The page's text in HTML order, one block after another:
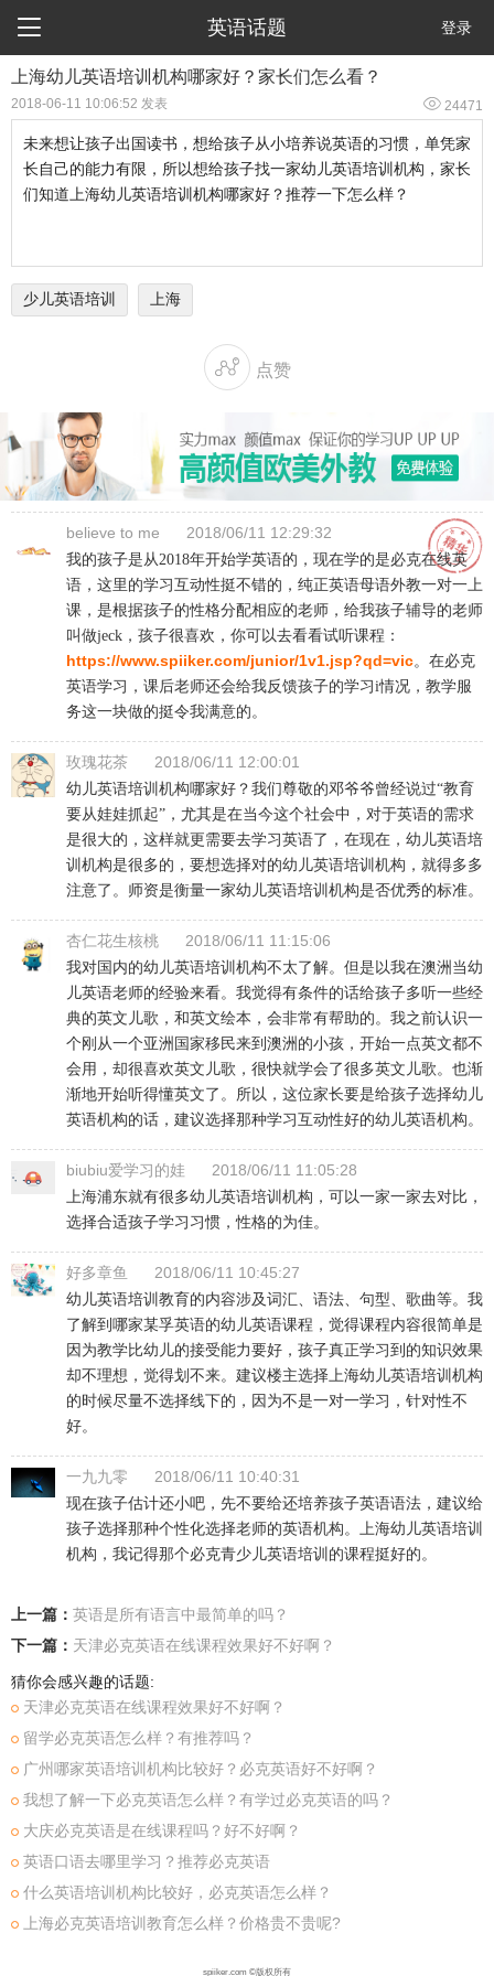
 英语话题 登录
上海幼儿英语培训机构哪家好？家长们怎么看？
2018-06-11 10:06:52 发表  24471
未来想让孩子出国读书，想给孩子从小培养说英语的习惯，单凭家
长自己的能力有限，所以想给孩子找一家幼儿英语培训机构，家长
们知道上海幼儿英语培训机构哪家好？推荐一下怎么样？
少儿英语培训 上海
 点赞
believe to me 2018/06/11 12:29:32
我的孩子是从2018年开始学英语的，现在学的是必克在线英
语，这里的学习互动性挺不错的，纯正英语母语外教一对一上
课，是根据孩子的性格分配相应的老师，给我孩子辅导的老师
叫做jeck，孩子很喜欢，你可以去看看试听课程：
https://www.spiiker.com/junior/1v1.jsp?qd=vic。在必克
英语学习，课后老师还会给我反馈孩子的学习i情况，教学服
务这一块做的挺令我满意的。
玫瑰花茶 2018/06/11 12:00:01
幼儿英语培训机构哪家好？我们尊敬的邓爷爷曾经说过“教育
要从娃娃抓起”，尤其是在当今这个社会中，对于英语的需求
是很大的，这样就更需要去学习英语了，在现在，幼儿英语培
训机构是很多的，要想选择对的幼儿英语培训机构，就得多多
注意了。师资是衡量一家幼儿英语培训机构是否优秀的标准。
杏仁花生核桃 2018/06/11 11:15:06
我对国内的幼儿英语培训机构不太了解。但是以我在澳洲当幼
儿英语老师的经验来看。我觉得有条件的话给孩子多听一些经
典的英文儿歌，和英文绘本，会非常有帮助的。我之前认识一
个刚从一个亚洲国家移民来到澳洲的小孩，开始一点英文都不
会用，却很喜欢英文儿歌，很快就学会了很多英文儿歌。也渐
渐地开始听得懂英文了。所以，这位家长要是给孩子选择幼儿
英语机构的话，建议选择那种学习互动性好的幼儿英语机构。
biubiu爱学习的娃 2018/06/11 11:05:28
上海浦东就有很多幼儿英语培训机构，可以一家一家去对比，
选择合适孩子学习习惯，性格的为佳。
好多章鱼 2018/06/11 10:45:27
幼儿英语培训教育的内容涉及词汇、语法、句型、歌曲等。我
了解到哪家某孚英语的幼儿英语课程，觉得课程内容很简单是
因为教学比幼儿的接受能力要好，孩子真正学习到的知识效果
却不理想，觉得划不来。建议楼主选择上海幼儿英语培训机构
的时候尽量不选择线下的，因为不是一对一学习，针对性不
好。
一九九零 2018/06/11 10:40:31
现在孩子估计还小吧，先不要给还培养孩子英语语法，建议给
孩子选择那种个性化选择老师的英语机构。上海幼儿英语培训
机构，我记得那个必克青少儿英语培训的课程挺好的。
上一篇： 英语是所有语言中最简单的吗？
下一篇： 天津必克英语在线课程效果好不好啊？
猜你会感兴趣的话题:
天津必克英语在线课程效果好不好啊？
留学必克英语怎么样？有推荐吗？
广州哪家英语培训机构比较好？必克英语好不好啊？
我想了解一下必克英语怎么样？有学过必克英语的吗？
大庆必克英语是在线课程吗？好不好啊？
英语口语去哪里学习？推荐必克英语
什么英语培训机构比较好，必克英语怎么样？
上海必克英语培训教育怎么样？价格贵不贵呢?
spiiker.com ©版权所有